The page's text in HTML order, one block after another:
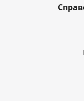
Операционная